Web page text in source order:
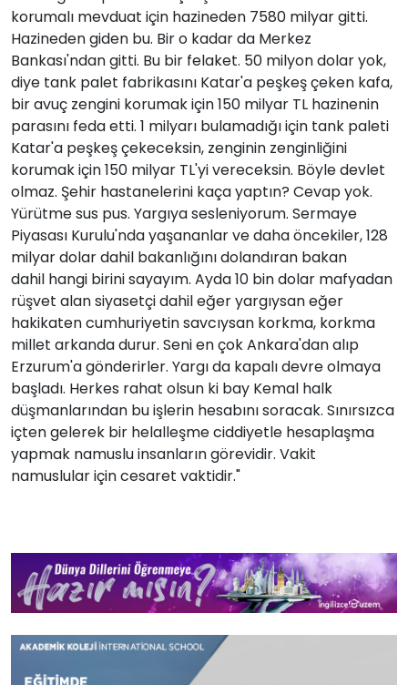
korumalı mevduat için hazineden 7580 milyar gitti.
Hazineden giden bu. Bir o kadar da Merkez
Bankası'ndan gitti. Bu bir felaket. 50 milyon dolar yok,
diye tank palet fabrikasını Katar'a peşkeş çeken kafa,
bir avuç zengini korumak için 150 milyar TL hazinenin
parasını feda etti. 1 milyarı bulamadığı için tank paleti
Katar'a peşkeş çekeceksin, zenginin zenginliğini
korumak için 150 milyar TL'yi vereceksin. Böyle devlet
olmaz. Şehir hastanelerini kaça yaptın? Cevap yok.
Yürütme sus pus. Yargıya sesleniyorum. Sermaye
Piyasası Kurulu'nda yaşananlar ve daha öncekiler, 128
milyar dolar dahil bakanlığını dolandıran bakan
dahil hangi birini sayayım. Ayda 10 bin dolar mafyadan
rüşvet alan siyasetçi dahil eğer yargıysan eğer
hakikaten cumhuriyetin savcıysan korkma, korkma
millet arkanda durur. Seni en çok Ankara'dan alıp
Erzurum'a gönderirler. Yargı da kapalı devre olmaya
başladı. Herkes rahat olsun ki bay Kemal halk
düşmanlarından bu işlerin hesabını soracak. Sınırsızca
içten gelerek bir helalleşme ciddiyetle hesaplaşma
yapmak namuslu insanların görevidir. Vakit
namuslular için cesaret vaktidir."